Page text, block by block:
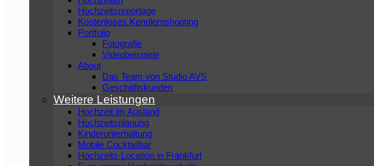
Hochzeitsreportage
Kostenloses Kennlernshooting
Portfolio
Fotografie
Videobeispiele
About
Das Team von Studio AVS
Geschäftskunden
Weitere Leistungen
Hochzeit im Ausland
Hochzeitsplanung
Kinderunterhaltung
Mobile Cocktailbar
Hochzeits-Location in Frankfurt